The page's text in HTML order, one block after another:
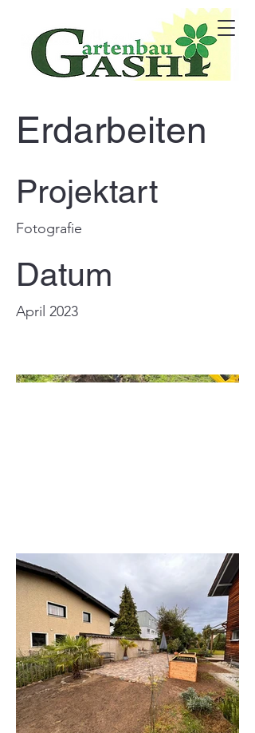
Erdarbeiten
Projektart
Fotografie
Datum
April 2023